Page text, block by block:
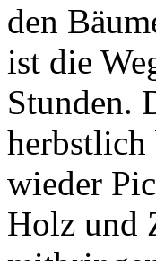
den
ist die
Stunden.
herbstlich
wieder
Holz und